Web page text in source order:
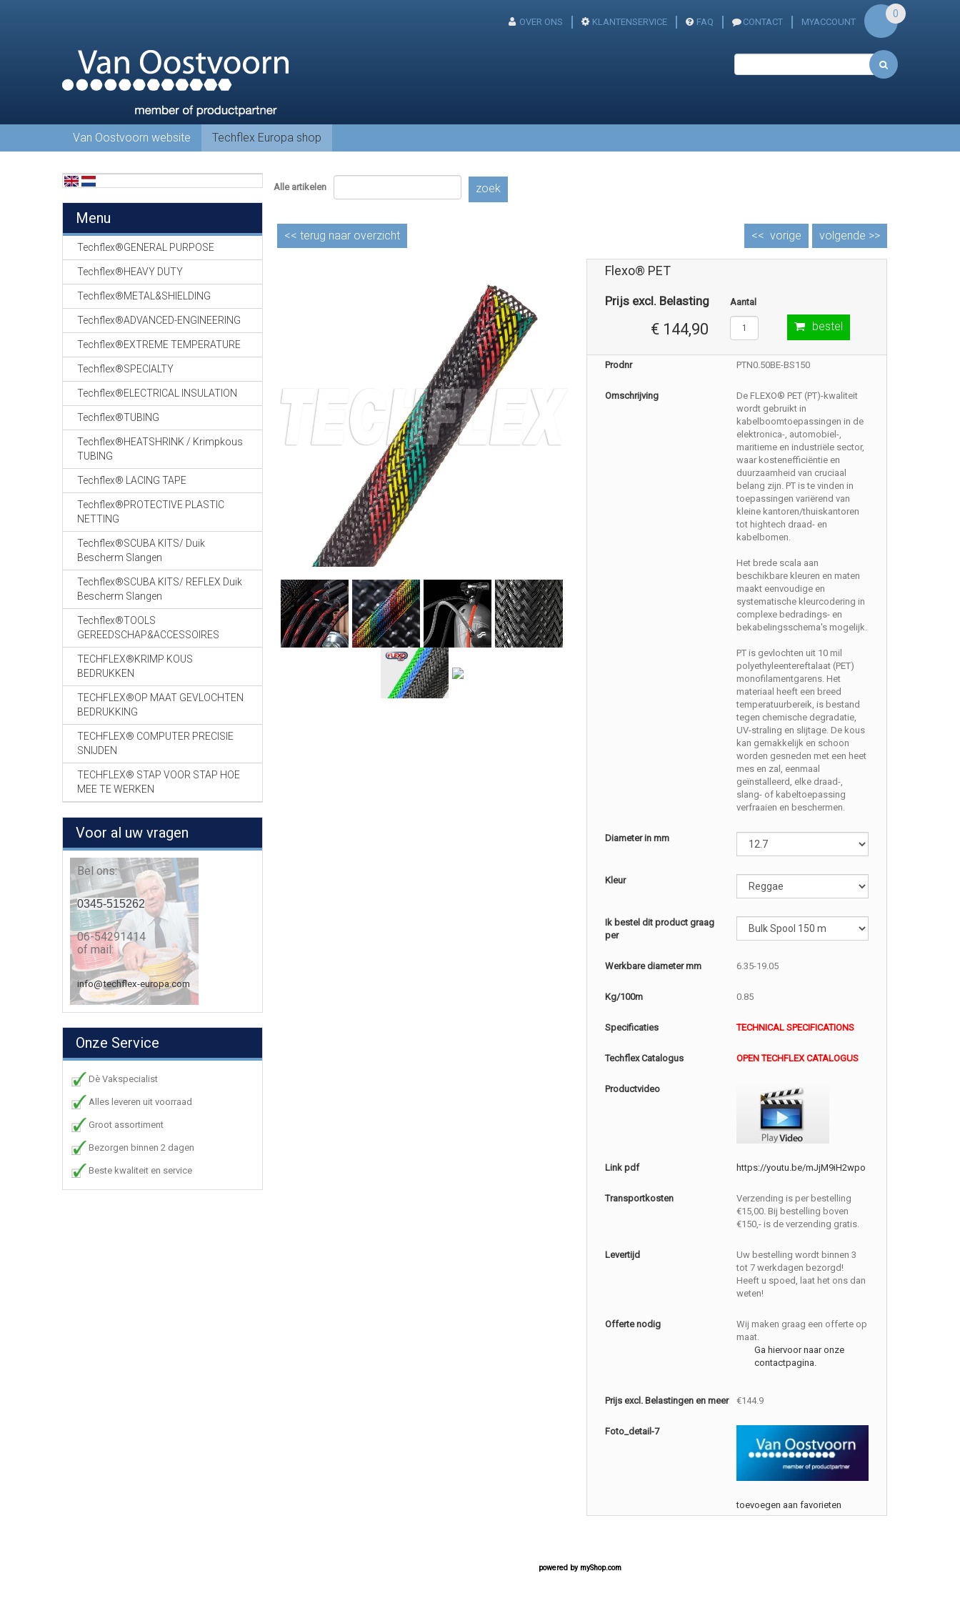
OVER ONS KLANTENSERVICE FAQ CONTACT MYACCOUNT
0
Van Oostvoorn website Techflex Europa shop
Menu
Techflex®GENERAL PURPOSE
Techflex®HEAVY DUTY
Techflex®METAL&SHIELDING
Techflex®ADVANCED-ENGINEERING
Techflex®EXTREME TEMPERATURE
Techflex®SPECIALTY
Techflex®ELECTRICAL INSULATION
Techflex®TUBING
Techflex®HEATSHRINK / Krimpkous
TUBING
Techflex® LACING TAPE
Techflex®PROTECTIVE PLASTIC
NETTING
Techflex®SCUBA KITS/ Duik
Bescherm Slangen
Techflex®SCUBA KITS/ REFLEX Duik
Bescherm Slangen
Techflex®TOOLS
GEREEDSCHAP&ACCESSOIRES
TECHFLEX®KRIMP KOUS
BEDRUKKEN
TECHFLEX®OP MAAT GEVLOCHTEN
BEDRUKKING
TECHFLEX® COMPUTER PRECISIE
SNIJDEN
TECHFLEX® STAP VOOR STAP HOE
MEE TE WERKEN
Voor al uw vragen
Bel ons:
0345-515262
06-54291414
of mail:
info@techflex-europa.com
Onze Service
Dè Vakspecialist
Alles leveren uit voorraad
Groot assortiment
Bezorgen binnen 2 dagen
Beste kwaliteit en service
Alle artikelen zoek
<< terug naar overzicht volgende >>
<< vorige
Flexo® PET
Prijs excl. Belasting
€ 144,90
Aantal
bestel
Prodnr PTN0.50BE-BS150
Omschrijving
De FLEXO® PET (PT)-kwaliteit
wordt gebruikt in
kabelboomtoepassingen in de
elektronica-, automobiel-,
maritieme en industriële sector,
waar kostenefficiëntie en
duurzaamheid van cruciaal
belang zijn. PT is te vinden in
toepassingen variërend van
kleine kantoren/thuiskantoren
tot hightech draad- en
kabelbomen.
Het brede scala aan
beschikbare kleuren en maten
maakt eenvoudige en
systematische kleurcodering in
complexe bedradings- en
bekabelingsschema's mogelijk.
PT is gevlochten uit 10 mil
polyethyleentereftalaat (PET)
monofilamentgarens. Het
materiaal heeft een breed
temperatuurbereik, is bestand
tegen chemische degradatie,
UV-straling en slijtage. De kous
kan gemakkelijk en schoon
worden gesneden met een heet
mes en zal, eenmaal
geïnstalleerd, elke draad-,
slang- of kabeltoepassing
verfraaien en beschermen.
Diameter in mm
Kleur
Ik bestel dit product graag
per
Werkbare diameter mm 6.35-19.05
Kg/100m 0.85
Specificaties TECHNICAL SPECIFICATIONS
Techflex Catalogus OPEN TECHFLEX CATALOGUS
Productvideo
Link pdf https://youtu.be/mJjM9iH2wpo
Transportkosten
Verzending is per bestelling
€15,00. Bij bestelling boven
€150,- is de verzending gratis.
Levertijd
Uw bestelling wordt binnen 3
tot 7 werkdagen bezorgd!
Heeft u spoed, laat het ons dan
weten!
Offerte nodig
Wij maken graag een offerte op
maat.
Ga hiervoor naar onze
contactpagina.
Prijs excl. Belastingen en meer €144.9
Foto_detail-7
toevoegen aan favorieten
powered by myShop.com